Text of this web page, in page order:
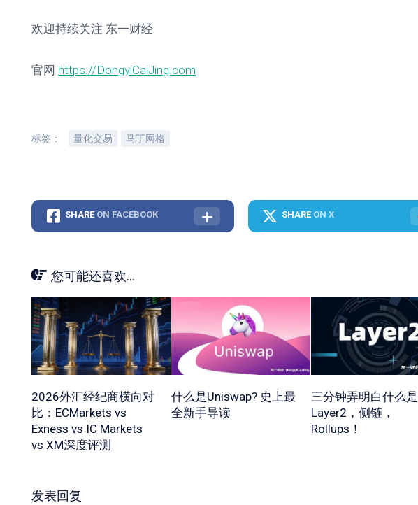
欢迎持续关注 东一财经
官网 https://DongyiCaiJing.com
标签： 量化交易 马丁网格
SHARE ON FACEBOOK SHARE ON X
您可能还喜欢...
2026外汇经纪商横向对
比：ECMarkets vs
Exness vs IC Markets
vs XM深度评测
什么是Uniswap? 史上最
全新手导读
三分钟弄明白什么是
Layer2，侧链，
Rollups！
发表回复